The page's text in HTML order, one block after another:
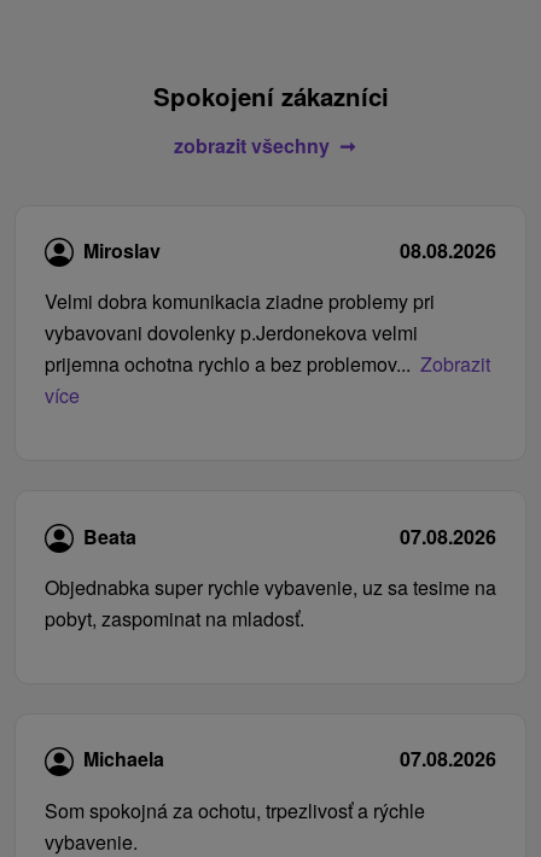
Spokojení zákazníci
zobrazit všechny
Miroslav
08.08.2026
Velmi dobra komunikacia ziadne problemy pri
vybavovani dovolenky p.Jerdonekova velmi
prijemna ochotna rychlo a bez problemov... Zobrazit
více
Beata
07.08.2026
Objednabka super rychle vybavenie, uz sa tesime na
pobyt, zaspominat na mladosť.
Michaela
07.08.2026
Som spokojná za ochotu, trpezlivosť a rýchle
vybavenie.